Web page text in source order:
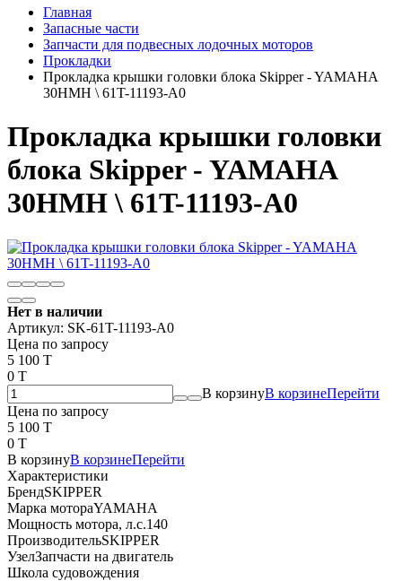
Главная
Запасные части
Запчасти для подвесных лодочных моторов
Прокладки
Прокладка крышки головки блока Skipper - YAMAHA
30HMH \ 61T-11193-A0
Прокладка крышки головки
блока Skipper - YAMAHA
30HMH \ 61T-11193-A0
Нет в наличии
Артикул: SK-61T-11193-A0
Цена по запросу
5 100 T
0 T
В корзинуВ корзинеПерейти
Цена по запросу
5 100 T
0 T
В корзинуВ корзинеПерейти
Характеристики
БрендSKIPPER
Марка мотораYAMAHA
Мощность мотора, л.с.140
ПроизводительSKIPPER
УзелЗапчасти на двигатель
Школа судовождения